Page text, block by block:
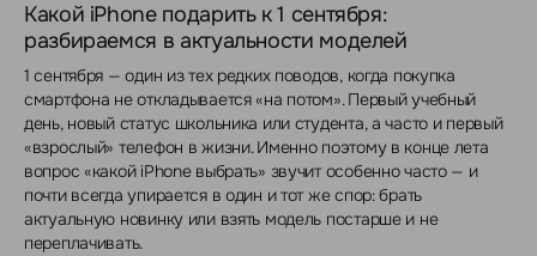
Какой iPhone подарить к 1 сентября:
разбираемся в актуальности моделей
1 сентября — один из тех редких поводов, когда покупка
смартфона не откладывается «на потом». Первый учебный
день, новый статус школьника или студента, а часто и первый
«взрослый» телефон в жизни. Именно поэтому в конце лета
вопрос «какой iPhone выбрать» звучит особенно часто — и
почти всегда упирается в один и тот же спор: брать
актуальную новинку или взять модель постарше и не
переплачивать.